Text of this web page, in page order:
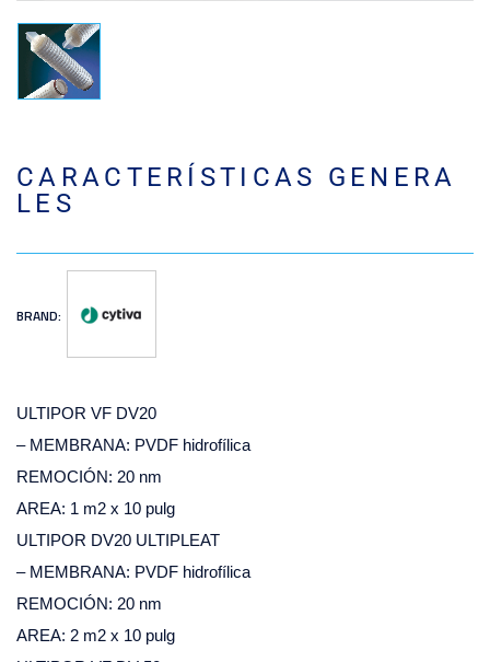
CARACTERÍSTICAS GENERA
LES
BRAND:
ULTIPOR VF DV20
– MEMBRANA: PVDF hidrofílica
REMOCIÓN: 20 nm
AREA: 1 m2 x 10 pulg
ULTIPOR DV20 ULTIPLEAT
– MEMBRANA: PVDF hidrofílica
REMOCIÓN: 20 nm
AREA: 2 m2 x 10 pulg